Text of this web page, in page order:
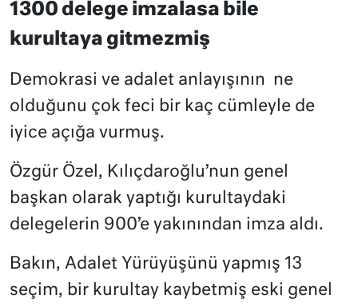
1300 delege imzalasa bile
kurultaya gitmezmiş
Demokrasi ve adalet anlayışının ne
olduğunu çok feci bir kaç cümleyle de
iyice açığa vurmuş.
Özgür Özel, Kılıçdaroğlu’nun genel
başkan olarak yaptığı kurultaydaki
delegelerin 900’e yakınından imza aldı.
Bakın, Adalet Yürüyüşünü yapmış 13
seçim, bir kurultay kaybetmiş eski genel